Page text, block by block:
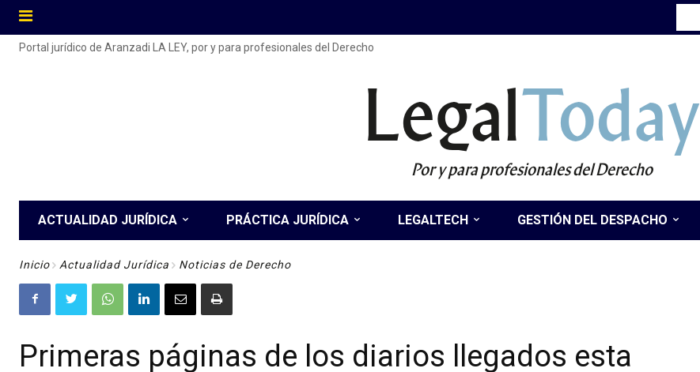
Portal jurídico de Aranzadi LA LEY, por y para profesionales del Derecho
LegalToday
Por y para profesionales del Derecho
ACTUALIDAD JURÍDICA PRÁCTICA JURÍDICA LEGALTECH GESTIÓN DEL DESPACHO
Inicio Actualidad Jurídica Noticias de Derecho
Primeras páginas de los diarios llegados esta